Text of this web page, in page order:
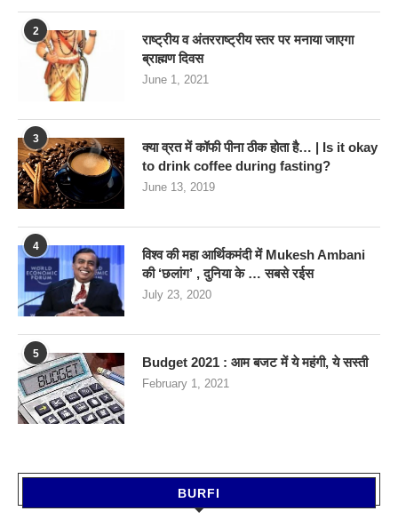
2
राष्ट्रीय व अंतरराष्ट्रीय स्तर पर मनाया जाएगा
ब्राह्मण दिवस
June 1, 2021
3
क्या व्रत में कॉफी पीना ठीक होता है… | Is it okay
to drink coffee during fasting?
June 13, 2019
4
विश्व की महा आर्थिकमंदी में Mukesh Ambani
की ‘छलांग’ , दुनिया के … सबसे रईस
July 23, 2020
5
Budget 2021 : आम बजट में ये महंगी, ये सस्‍ती
February 1, 2021
BURFI